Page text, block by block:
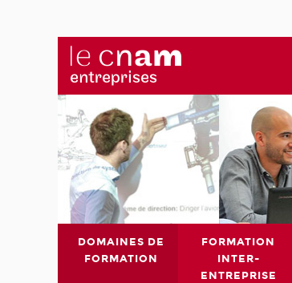
DOMAINES DE
FORMATION
FORMATION
INTER-
ENTREPRISE